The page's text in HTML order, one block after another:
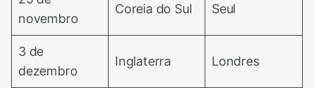
novembro
Coreia do Sul Seul
3 de
dezembro
Inglaterra Londres